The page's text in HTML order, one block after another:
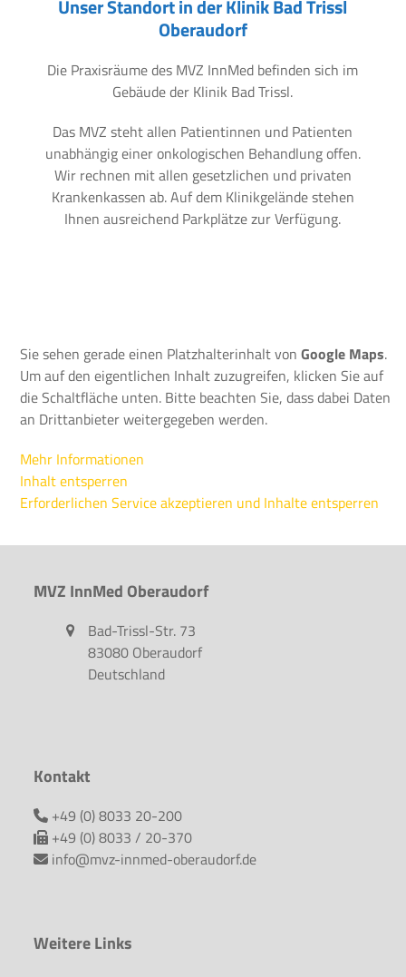
Unser Standort in der Klinik Bad Trissl
Oberaudorf
Die Praxisräume des MVZ InnMed befinden sich im
Gebäude der Klinik Bad Trissl.
Das MVZ steht allen Patientinnen und Patienten
unabhängig einer onkologischen Behandlung offen.
Wir rechnen mit allen gesetzlichen und privaten
Krankenkassen ab. Auf dem Klinikgelände stehen
Ihnen ausreichend Parkplätze zur Verfügung.
Sie sehen gerade einen Platzhalterinhalt vonGoogle Maps.
Um auf den eigentlichen Inhalt zuzugreifen, klicken Sie auf
die Schaltfläche unten. Bitte beachten Sie, dass dabei Daten
an Drittanbieter weitergegeben werden.
Mehr Informationen
Inhalt entsperren
Erforderlichen Service akzeptieren und Inhalte entsperren
MVZ InnMed Oberaudorf
Bad-Trissl-Str. 73
83080 Oberaudorf
Deutschland
Kontakt
+49 (0) 8033 20-200
+49 (0) 8033 / 20-370
info@mvz-innmed-oberaudorf.de
Weitere Links